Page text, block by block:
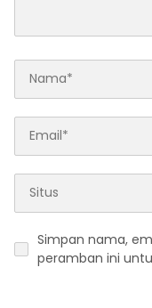
Simpan nama,
peramban ini